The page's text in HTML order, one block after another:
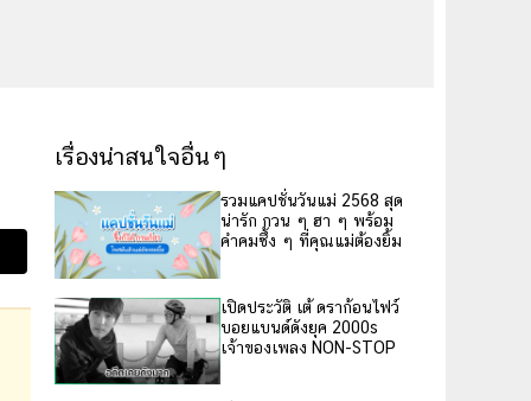
เรื่องน่าสนใจอื่นๆ
รวมแคปชั่นวันแม่ 2568 สุด
น่ารัก กวน ๆ ฮา ๆ พร้อม
คำคมซึ้ง ๆ ที่คุณแม่ต้องยิ้ม
เปิดประวัติ เต้ ดราก้อนไฟว์
บอยแบนด์ดังยุค 2000s
เจ้าของเพลง NON-STOP